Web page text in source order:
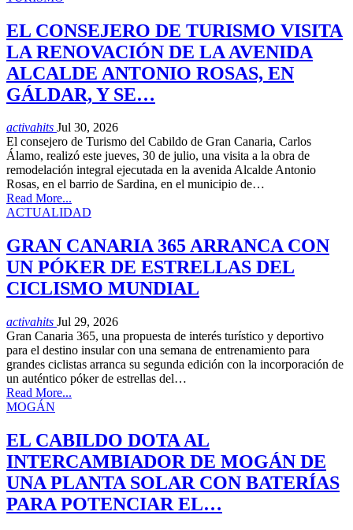
EL CONSEJERO DE TURISMO VISITA
LA RENOVACIÓN DE LA AVENIDA
ALCALDE ANTONIO ROSAS, EN
GÁLDAR, Y SE…
activahits Jul 30, 2026
El consejero de Turismo del Cabildo de Gran Canaria, Carlos
Álamo, realizó este jueves, 30 de julio, una visita a la obra de
remodelación integral ejecutada en la avenida Alcalde Antonio
Rosas, en el barrio de Sardina, en el municipio de…
Read More...
ACTUALIDAD
GRAN CANARIA 365 ARRANCA CON
UN PÓKER DE ESTRELLAS DEL
CICLISMO MUNDIAL
activahits Jul 29, 2026
Gran Canaria 365, una propuesta de interés turístico y deportivo
para el destino insular con una semana de entrenamiento para
grandes ciclistas arranca su segunda edición con la incorporación de
un auténtico póker de estrellas del…
Read More...
MOGÁN
EL CABILDO DOTA AL
INTERCAMBIADOR DE MOGÁN DE
UNA PLANTA SOLAR CON BATERÍAS
PARA POTENCIAR EL…